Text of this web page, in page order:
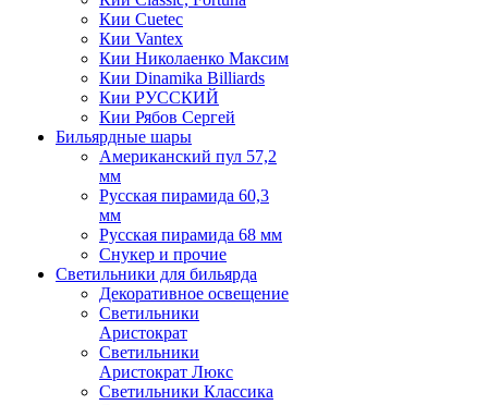
Кии Cuetec
Кии Vantex
Кии Николаенко Максим
Кии Dinamika Billiards
Кии РУССКИЙ
Кии Рябов Сергей
Бильярдные шары
Американский пул 57,2
мм
Русская пирамида 60,3
мм
Русская пирамида 68 мм
Снукер и прочие
Светильники для бильярда
Декоративное освещение
Светильники
Аристократ
Светильники
Аристократ Люкс
Светильники Классика